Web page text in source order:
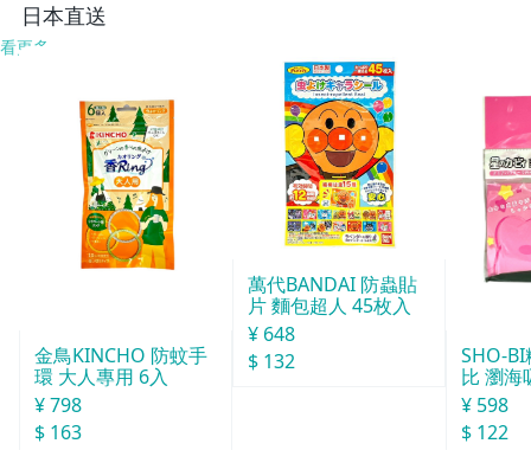
日本直送
看更多
金鳥KINCHO 防蚊手
環 大人專用 6入
¥ 798
$ 163
萬代BANDAI 防蟲貼
片 麵包超人 45枚入
¥ 648
$ 132
SHO-
比 瀏海
¥ 598
$ 122